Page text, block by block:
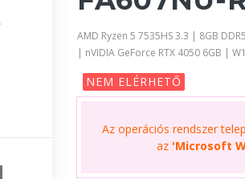
AMD Ryzen 5 7535HS 3.3 | 8GB
| nVIDIA GeForce RTX 4050 6GB |
NEM ELÉRHETŐ
Az operációs rendszer
az 'Microsoft